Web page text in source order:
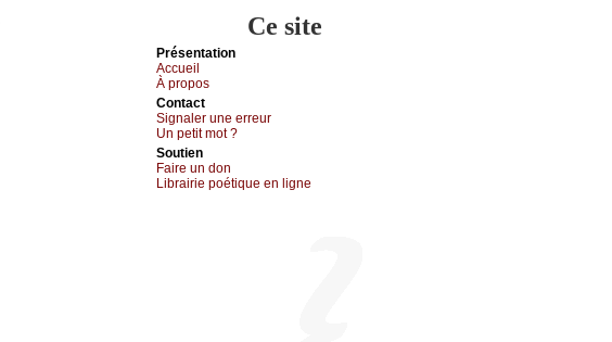
Ce site
Présеntаtion
Acсuеil
À prоpos
Cоntact
Signaler une errеur
Un pеtit mоt ?
Sоutien
Fаirе un dоn
Librairiе pоétique en lignе